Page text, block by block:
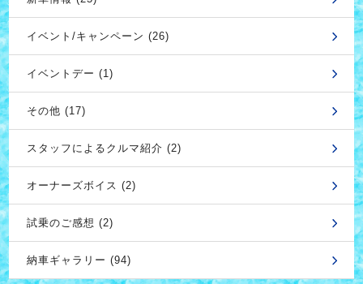
イベント/キャンペーン (26)
イベントデー (1)
その他 (17)
スタッフによるクルマ紹介 (2)
オーナーズボイス (2)
試乗のご感想 (2)
納車ギャラリー (94)